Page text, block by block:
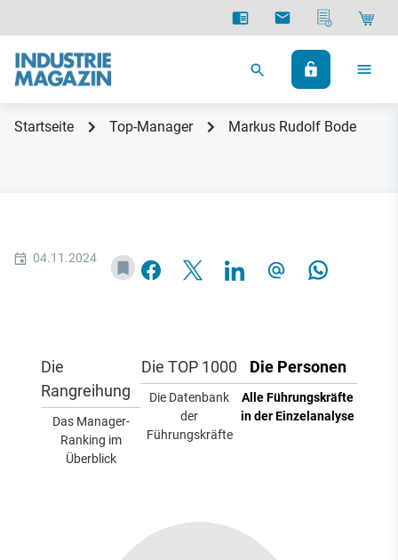
Startseite Top-Manager Markus Rudolf Bode
04.11.2024
Die
Rangreihung
Das Manager-
Ranking im
Überblick
Die TOP 1000
Die Datenbank
der
Führungskräfte
Die Personen
Alle Führungskräfte
in der Einzelanalyse